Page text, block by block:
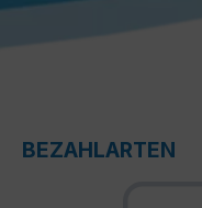
BEZAHLARTEN